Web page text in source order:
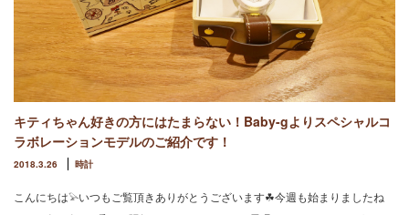
キティちゃん好きの方にはたまらない！Baby-gよりスペシャルコ
ラボレーションモデルのご紹介です！
2018.3.26 時計
こんにちは𓅫いつもご覧頂きありがとうございます☘︎今週も始まりましたね